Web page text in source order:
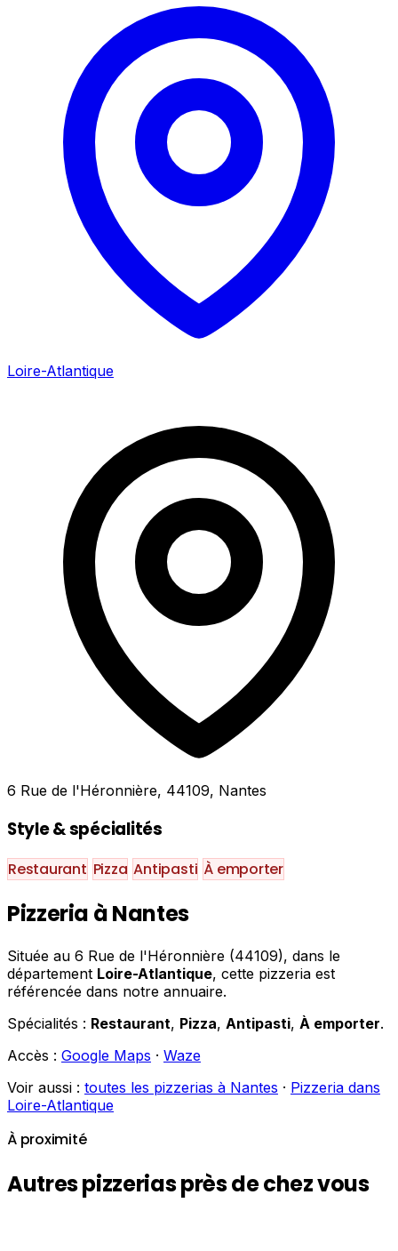
Loire-Atlantique
6 Rue de l'Héronnière, 44109, Nantes
Style & spécialités
Restaurant Pizza Antipasti À emporter
Pizzeria à Nantes
Située au 6 Rue de l'Héronnière (44109), dans le
département Loire-Atlantique, cette pizzeria est
référencée dans notre annuaire.
Spécialités : Restaurant, Pizza, Antipasti, À emporter.
Accès : Google Maps · Waze
Voir aussi : toutes les pizzerias à Nantes · Pizzeria dans
Loire-Atlantique
À proximité
Autres pizzerias près de chez vous